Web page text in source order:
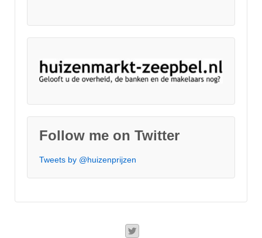
Follow me on Twitter
Tweets by @huizenprijzen